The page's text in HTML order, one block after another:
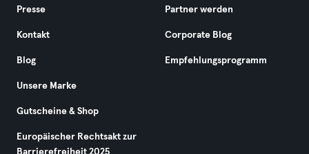
Presse
Kontakt
Blog
Unsere Marke
Gutscheine & Shop
Europäischer Rechtsakt zur
Barrierefreiheit 2025
Partner werden
Corporate Blog
Empfehlungsprogramm